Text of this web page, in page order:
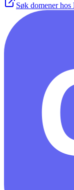
Søk domener hos